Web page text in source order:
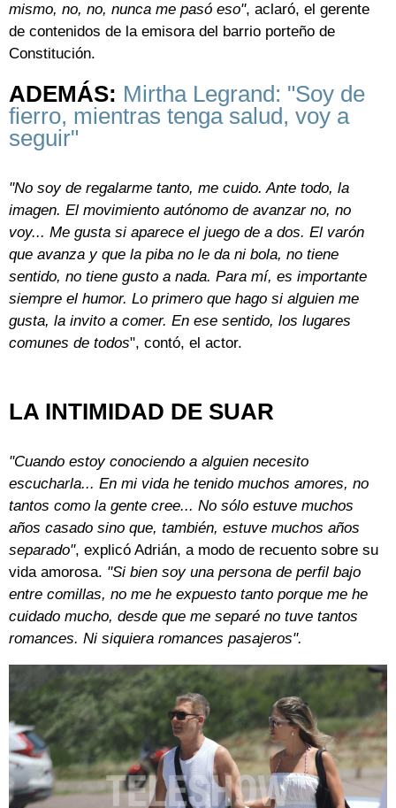
mismo, no, no, nunca me pasó eso", aclaró, el gerente
de contenidos de la emisora del barrio porteño de
Constitución.
ADEMÁS: Mirtha Legrand: "Soy de
fierro, mientras tenga salud, voy a
seguir"
"No soy de regalarme tanto, me cuido. Ante todo, la
imagen. El movimiento autónomo de avanzar no, no
voy... Me gusta si aparece el juego de a dos. El varón
que avanza y que la piba no le da ni bola, no tiene
sentido, no tiene gusto a nada. Para mí, es importante
siempre el humor. Lo primero que hago si alguien me
gusta, la invito a comer. En ese sentido, los lugares
comunes de todos", contó, el actor.
LA INTIMIDAD DE SUAR
"Cuando estoy conociendo a alguien necesito
escucharla... En mi vida he tenido muchos amores, no
tantos como la gente cree... No sólo estuve muchos
años casado sino que, también, estuve muchos años
separado", explicó Adrián, a modo de recuento sobre su
vida amorosa. "Si bien soy una persona de perfil bajo
entre comillas, no me he expuesto tanto porque me he
cuidado mucho, desde que me separé no tuve tantos
romances. Ni siquiera romances pasajeros".